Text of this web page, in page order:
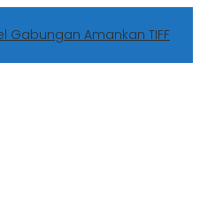
Gabungan Amankan TIFF